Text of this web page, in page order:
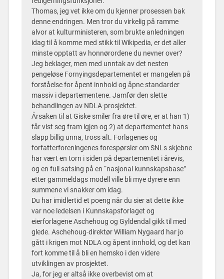
Thomas, jeg vet ikke om du kjenner prosessen bak
denne endringen. Men tror du virkelig på ramme
alvor at kulturministeren, som brukte anledningen
idag til å komme med stikk til Wikipedia, er det aller
minste opptatt av honnørordene du nevner over?
Jeg beklager, men med unntak av det nesten
pengeløse Fornyingsdepartementet er mangelen på
forståelse for åpent innhold og åpne standarder
massiv i departementene. Jamfør den slette
behandlingen av NDLA-prosjektet.
Årsaken til at Giske smiler fra øre til øre, er at han 1)
får vist seg fram igjen og 2) at departementet hans
slapp billig unna, tross alt. Forlagenes og
forfatterforeningenes forespørsler om SNLs skjebne
har vært en torn i siden på departementet i årevis,
og en full satsing på en “nasjonal kunnskapsbase”
etter gammeldags modell ville bli mye dyrere enn
summene vi snakker om idag.
Du har imidlertid et poeng når du sier at dette ikke
var noe ledelsen i Kunnskapsforlaget og
eierforlagene Aschehoug og Gyldendal gikk til med
glede. Aschehoug-direktør William Nygaard har jo
gått i krigen mot NDLA og åpent innhold, og det kan
fort komme til å bli en hemsko i den videre
utviklingen av prosjektet.
Ja, for jeg er altså ikke overbevist om at